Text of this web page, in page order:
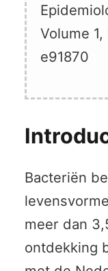
Volume 1,
e91870
Bacteriën
meer dan
ontdekking